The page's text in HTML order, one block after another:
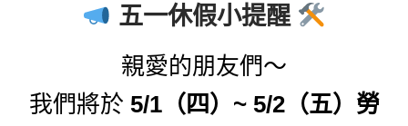
五一休假小提醒
親愛的朋友們～
我們將於 5/1（四）~ 5/2（五）勞